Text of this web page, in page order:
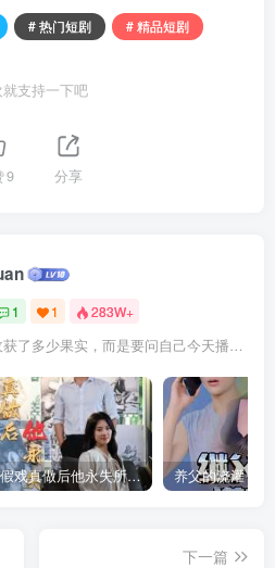
# 热门短剧 # 精品短剧
支持一下吧
9 分享
1 1 283W+
不要问自己收获了多少果实，而是要问自己今天播种了多少种子
假戏真做后他永失所爱（60集）程澄＆杨珞仟
下一篇